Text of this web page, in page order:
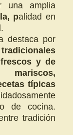
una amplia
palidad en
destaca por
y de
típicas
de cocina.
tradición